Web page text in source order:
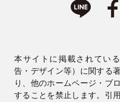
本サイトに掲載されてい
告・デザイン等）に関する
り、他のホームページ・ブ
することを禁止します。引